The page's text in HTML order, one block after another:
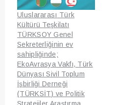
Uluslararası Türk
Kültürü Teşkilatı
TÜRKSOY Genel
Sekreterliğinin ev
sahipliğinde;
EkoAvrasya Vakfı, Türk
Dünyası Sivil Toplum
İşbirliği Derneği
(TÜRKSİT) ve Politik